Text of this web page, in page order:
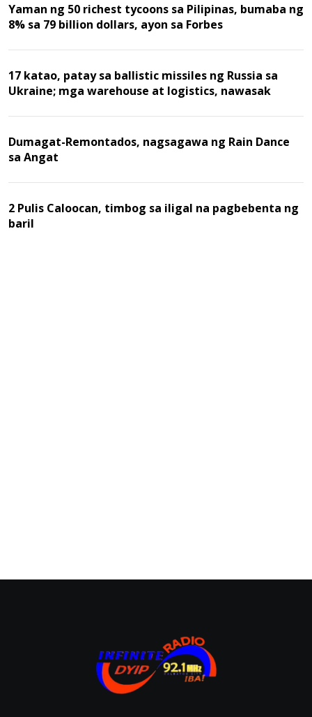
Yaman ng 50 richest tycoons sa Pilipinas, bumaba ng
8% sa 79 billion dollars, ayon sa Forbes
17 katao, patay sa ballistic missiles ng Russia sa
Ukraine; mga warehouse at logistics, nawasak
Dumagat-Remontados, nagsagawa ng Rain Dance
sa Angat
2 Pulis Caloocan, timbog sa iligal na pagbebenta ng
baril